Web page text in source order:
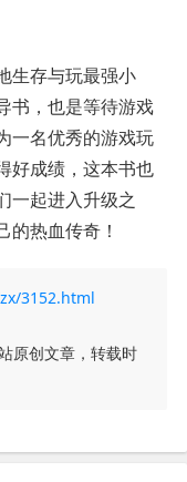
生存与玩最强小
书，也是等待游戏
一名优秀的游戏玩
好成绩，这本书也
一起进入升级之
的热血传奇！
3152.html
原创文章，转载时